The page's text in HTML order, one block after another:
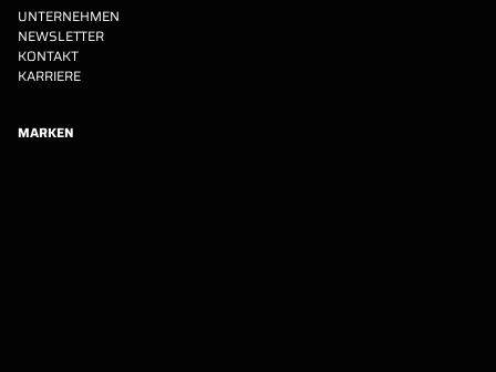
UNTERNEHMEN
NEWSLETTER
KONTAKT
KARRIERE
MARKEN